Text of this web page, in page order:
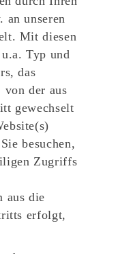
an unseren
Mit diesen
Typ und
das
von der aus
gewechselt
besuchen,
Zugriffs
aus die
erfolgt,